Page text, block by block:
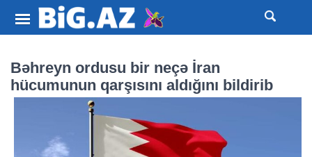
Bəhreyn ordusu bir neçə İran
hücumunun qarşısını aldığını bildirib